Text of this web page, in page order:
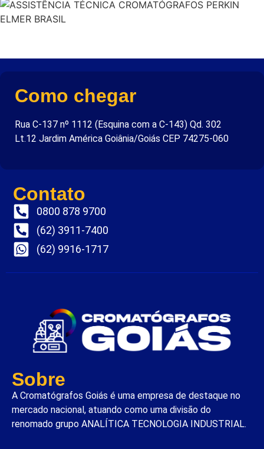
Como chegar
Rua C-137 nº 1112 (Esquina com a C-143) Qd. 302
Lt.12 Jardim América Goiânia/Goiás CEP 74275-060
Contato
0800 878 9700
(62) 3911-7400
(62) 9916-1717
Sobre
A Cromatógrafos Goiás é uma empresa de destaque no
mercado nacional, atuando como uma divisão do
renomado grupo ANALÍTICA TECNOLOGIA INDUSTRIAL.